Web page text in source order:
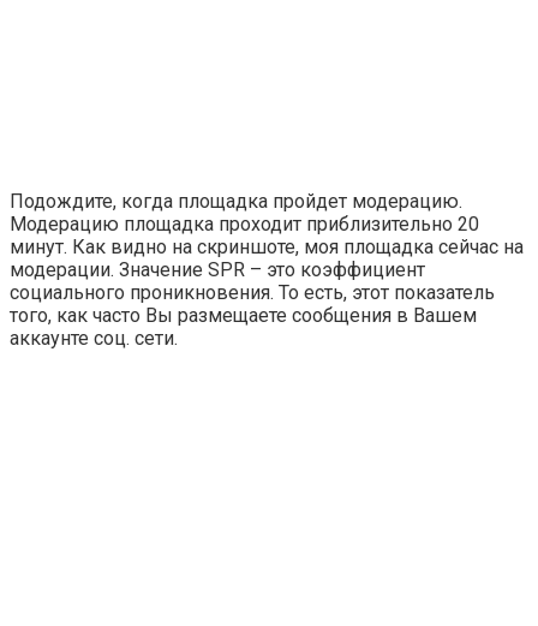
Подождите, когда площадка пройдет модерацию.
Модерацию площадка проходит приблизительно 20
минут. Как видно на скриншоте, моя площадка сейчас на
модерации. Значение SPR – это коэффициент
социального проникновения. То есть, этот показатель
того, как часто Вы размещаете сообщения в Вашем
аккаунте соц. сети.